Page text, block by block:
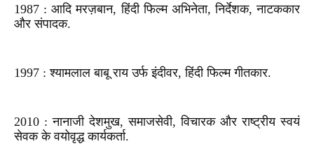
1987 : आदि मरज़बान, हिंदी फिल्म अभिनेता, निर्देशक, नाटककार
और संपादक.
1997 : श्यामलाल बाबू राय उर्फ इंदीवर, हिंदी फिल्म गीतकार.
2010 : नानाजी देशमुख, समाजसेवी, विचारक और राष्ट्रीय स्वयं
सेवक के वयोवृद्ध कार्यकर्ता.